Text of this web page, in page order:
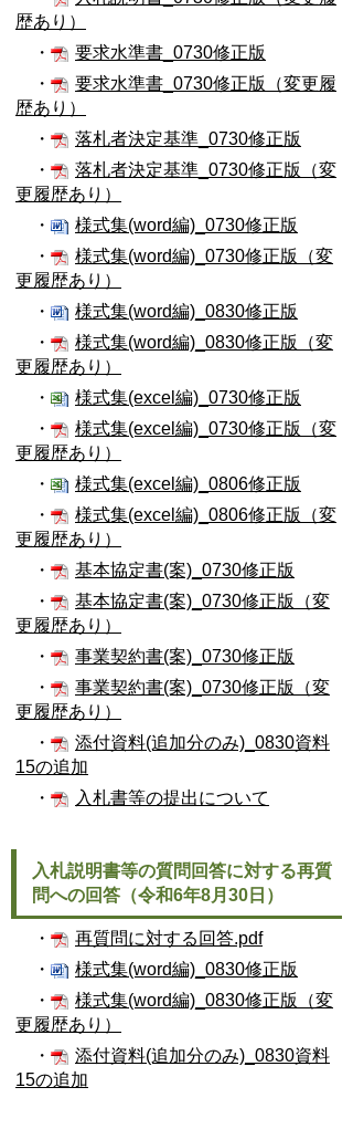
歴あり）
・
要求水準書_0730修正版
・
要求水準書_0730修正版（変更履
歴あり）
・
落札者決定基準_0730修正版
・
落札者決定基準_0730修正版（変
更履歴あり）
・
様式集(word編)_0730修正版
・
様式集(word編)_0730修正版（変
更履歴あり）
・
様式集(word編)_0830修正版
・
様式集(word編)_0830修正版（変
更履歴あり）
・
様式集(excel編)_0730修正版
・
様式集(excel編)_0730修正版（変
更履歴あり）
・
様式集(excel編)_0806修正版
・
様式集(excel編)_0806修正版（変
更履歴あり）
・
基本協定書(案)_0730修正版
・
基本協定書(案)_0730修正版（変
更履歴あり）
・
事業契約書(案)_0730修正版
・
事業契約書(案)_0730修正版（変
更履歴あり）
・
添付資料(追加分のみ)_0830資料
15の追加
・
入札書等の提出について
入札説明書等の質問回答に対する再質
問への回答（令和6年8月30日）
・
再質問に対する回答.pdf
・
様式集(word編)_0830修正版
・
様式集(word編)_0830修正版（変
更履歴あり）
・
添付資料(追加分のみ)_0830資料
15の追加